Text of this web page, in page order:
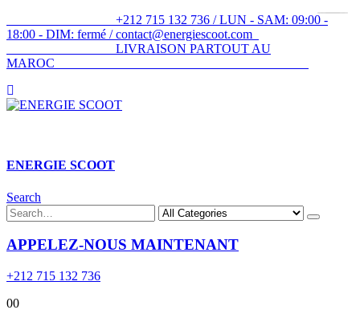
+212 715 132 736 / LUN - SAM: 09:00 -
18:00 - DIM: fermé / contact@energiescoot.com
LIVRAISON PARTOUT AU
MAROC
ENERGIE SCOOT​
Search
APPELEZ-NOUS MAINTENANT
+212 715 132 736
00